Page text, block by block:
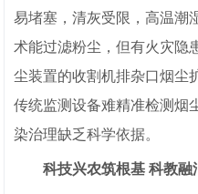
易堵塞，清灰受限，高温潮
术能过滤粉尘，但有火灾隐
尘装置的收割机排杂口烟尘
传统监测设备难精准检测烟
染治理缺乏科学依据。
科技兴农筑根基 科教融